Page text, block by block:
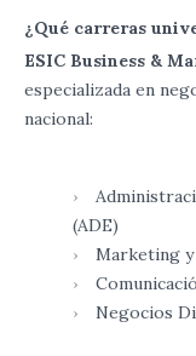
¿Qué carreras
ESIC Business &
especializada en
nacional:
(ADE)
Marketing
Negocios